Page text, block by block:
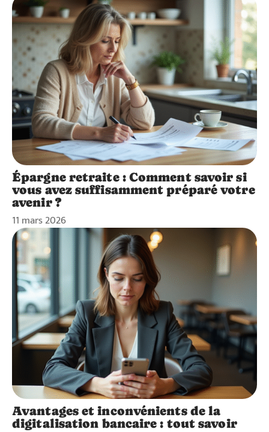
Épargne retraite : Comment savoir si
vous avez suffisamment préparé votre
avenir ?
11 mars 2026
Avantages et inconvénients de la
digitalisation bancaire : tout savoir